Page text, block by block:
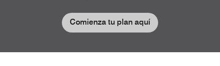
Comienza tu plan aquí